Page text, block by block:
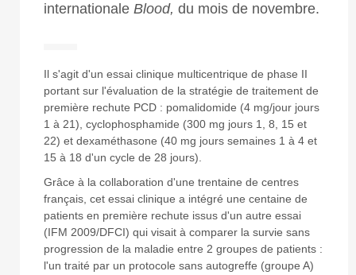
internationale Blood, du mois de novembre.
Il s'agit d'un essai clinique multicentrique de phase II
portant sur l'évaluation de la stratégie de traitement de
première rechute PCD : pomalidomide (4 mg/jour jours
1 à 21), cyclophosphamide (300 mg jours 1, 8, 15 et
22) et dexaméthasone (40 mg jours semaines 1 à 4 et
15 à 18 d'un cycle de 28 jours).
Grâce à la collaboration d'une trentaine de centres
français, cet essai clinique a intégré une centaine de
patients en première rechute issus d'un autre essai
(IFM 2009/DFCI) qui visait à comparer la survie sans
progression de la maladie entre 2 groupes de patients :
l'un traité par un protocole sans autogreffe (groupe A)